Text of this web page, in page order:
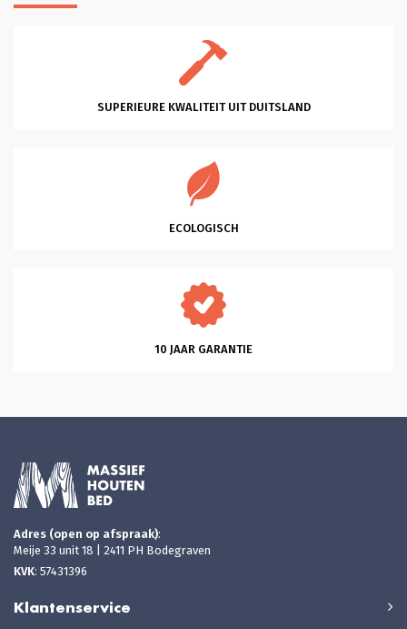
SUPERIEURE KWALITEIT UIT DUITSLAND
ECOLOGISCH
10 JAAR GARANTIE
Adres (open op afspraak):
Meije 33 unit 18 | 2411 PH Bodegraven
KVK: 57431396
Klantenservice